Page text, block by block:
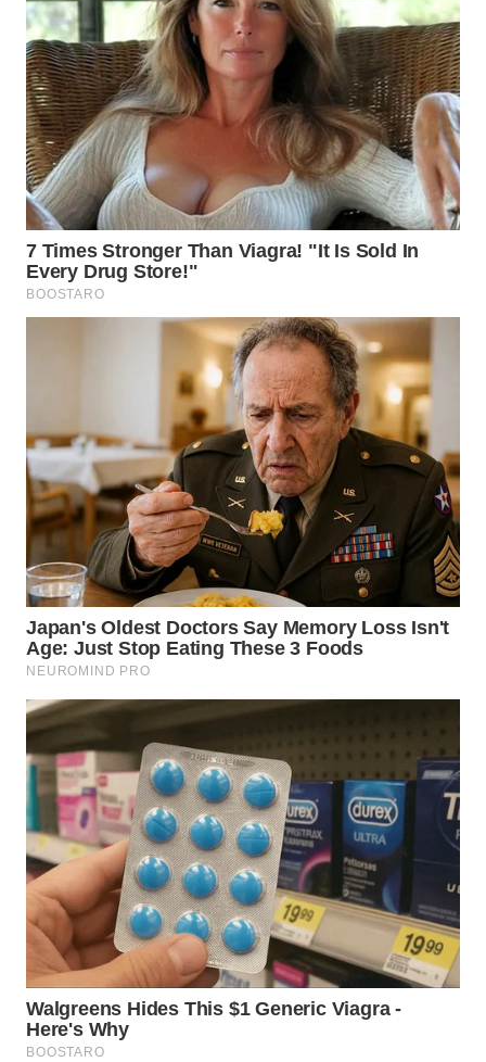
WN
LABUHANBATU
WN
TAPANULI
TENGAH
WN DELI
SERDANG
WN
TEBING
WN
KARAWANG
BEKASI
WN
BOGOR
WN
DEPOK
WN
TAPANULI
UTARA
WN
SAMOSIR
WN
PADANG
LAWAS